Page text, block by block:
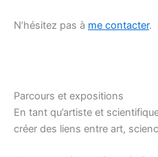
N’hésitez pas à me contacter.
Parcours et expositions
En tant qu’artiste et
créer des liens entre art,